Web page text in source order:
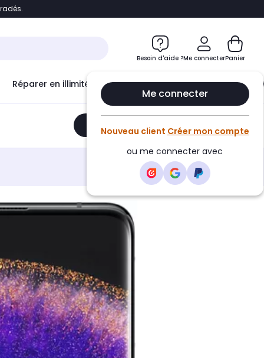
Accéder directement au chatbot
Besoin d'aide ?Me connecter
Me connecter
Nouveau client Créer mon compte
ou me connecter avec
Panier
Réparer en illimité avec Le Club Infinity
Ajouter au panier •